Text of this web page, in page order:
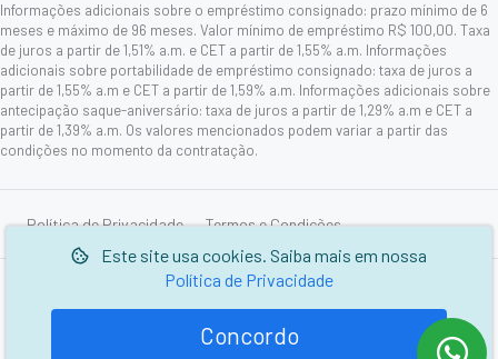
Este site usa cookies. Saiba mais em nossa
Política de Privacidade
Concordo
Informações adicionais sobre o empréstimo consignado: prazo mínimo de 6
meses e máximo de 96 meses. Valor mínimo de empréstimo R$ 100,00. Taxa
de juros a partir de 1,51% a.m. e CET a partir de 1,55% a.m. Informações
adicionais sobre portabilidade de empréstimo consignado: taxa de juros a
partir de 1,55% a.m e CET a partir de 1,59% a.m. Informações adicionais sobre
antecipação saque-aniversário: taxa de juros a partir de 1,29% a.m e CET a
partir de 1,39% a.m. Os valores mencionados podem variar a partir das
condições no momento da contratação.
Política de Privacidade Termos e Condições